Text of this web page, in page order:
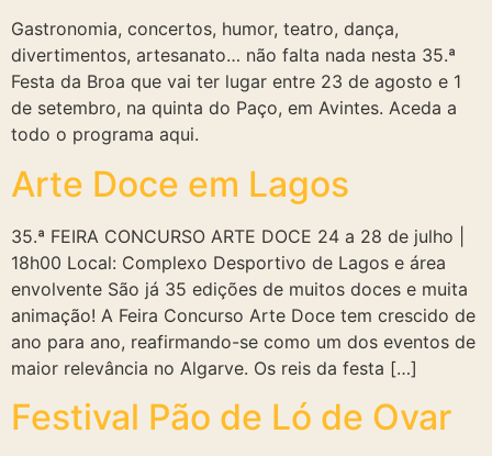
Gastronomia, concertos, humor, teatro, dança,
divertimentos, artesanato… não falta nada nesta 35.ª
Festa da Broa que vai ter lugar entre 23 de agosto e 1
de setembro, na quinta do Paço, em Avintes. Aceda a
todo o programa aqui.
Arte Doce em Lagos
35.ª FEIRA CONCURSO ARTE DOCE 24 a 28 de julho |
18h00 Local: Complexo Desportivo de Lagos e área
envolvente São já 35 edições de muitos doces e muita
animação! A Feira Concurso Arte Doce tem crescido de
ano para ano, reafirmando-se como um dos eventos de
maior relevância no Algarve. Os reis da festa […]
Festival Pão de Ló de Ovar